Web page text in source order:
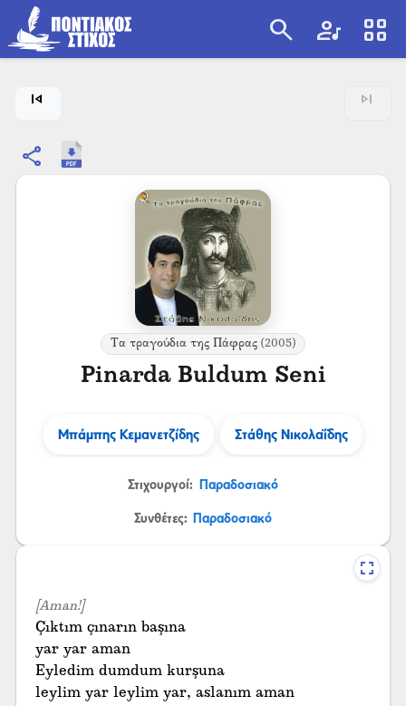
search artist view_cozy
skip_previous skip_next
share
Τα τραγούδια της Πάφρας(2005)
Pinarda Buldum Seni
Μπάμπης Κεμανετζίδης Στάθης Νικολαΐδης
Στιχουργοί: Παραδοσιακό
Συνθέτες: Παραδοσιακό
[Aman!]
Çıktım çınarın başına
yar yar aman
Eyledim dumdum kurşuna
leylim yar leylim yar, aslanım aman